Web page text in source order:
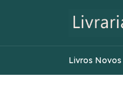
Livros Novos